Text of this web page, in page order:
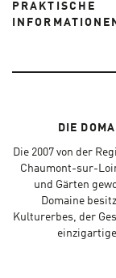
PRAKTISCHE
INFORMATIONEN
DIE
Die 2007 von der
Chaumont-sur-
und Gärten
Domaine
Kulturerbes, der